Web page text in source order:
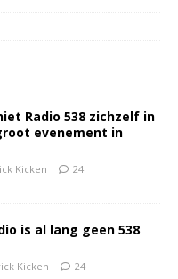
Radio 538 zichzelf in
evenement in
Kicken 24
is al lang geen 538
Kicken 24